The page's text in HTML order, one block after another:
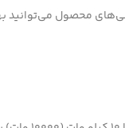
محصول می‌توانید